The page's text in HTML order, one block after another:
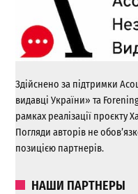
Здійснено за підтримки
видавці України» та
рамках реалізації проєкту
Погляди авторів не
позицією партнерів.
НАШИ ПАРТНЕРЫ